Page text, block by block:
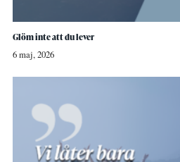
Glöm inte att du lever
6 maj, 2026